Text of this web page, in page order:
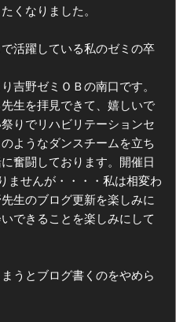
くなりました。
活躍している私のゼミの卒
吉野ゼミＯＢの南口です。
生を拝見できて、嬉しいで
りでリハビリテーションセ
ようなダンスチームを立ち
奮闘しております。開催日
ませんが・・・・私は相変わ
生のブログ更新を楽しみに
できることを楽しみにして
うとブログ書くのをやめら